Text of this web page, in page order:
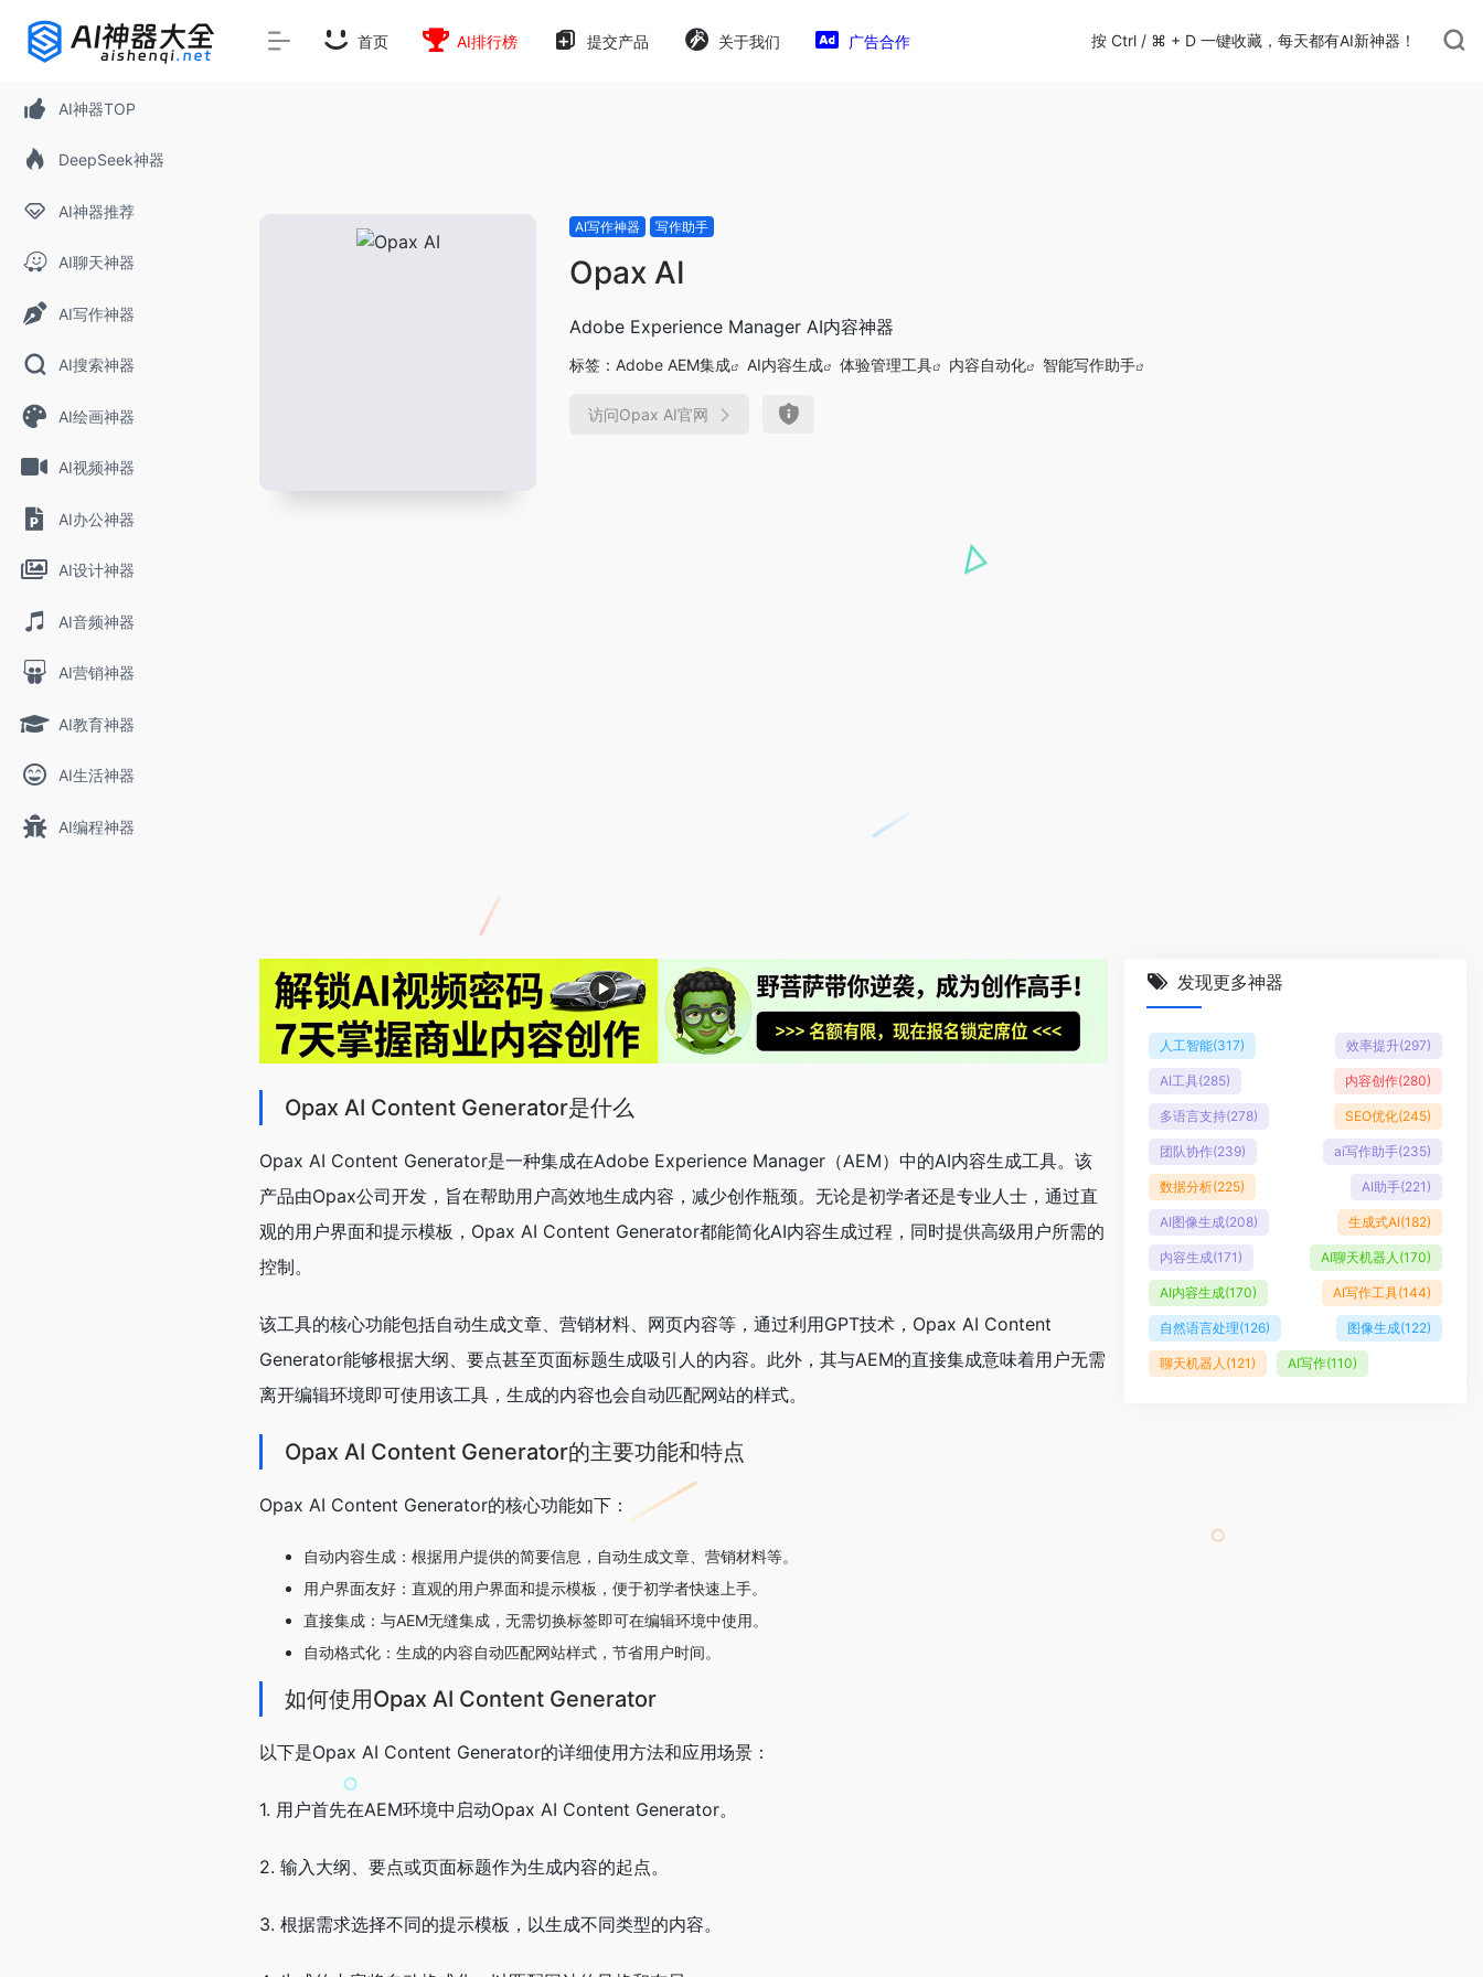
AI神器TOP
DeepSeek神器
AI神器推荐
AI聊天神器
AI写作神器
AI搜索神器
AI绘画神器
AI视频神器
AI办公神器
AI设计神器
AI音频神器
AI营销神器
AI教育神器
AI生活神器
AI编程神器
首页 AI排行榜 提交产品 关于我们 广告合作 按 Ctrl / ⌘ + D 一键收藏，每天都有AI新神器！
AI写作神器 写作助手
Opax AI
Adobe Experience Manager AI内容神器
标签： Adobe AEM集成 AI内容生成 体验管理工具 内容自动化 智能写作助手
访问Opax AI官网
Opax AI Content Generator是什么
Opax AI Content Generator是一种集成在Adobe Experience Manager（AEM）中的AI内容生成工具。该
产品由Opax公司开发，旨在帮助用户高效地生成内容，减少创作瓶颈。无论是初学者还是专业人士，通过直
观的用户界面和提示模板，Opax AI Content Generator都能简化AI内容生成过程，同时提供高级用户所需的
控制。
该工具的核心功能包括自动生成文章、营销材料、网页内容等，通过利用GPT技术，Opax AI Content
Generator能够根据大纲、要点甚至页面标题生成吸引人的内容。此外，其与AEM的直接集成意味着用户无需
离开编辑环境即可使用该工具，生成的内容也会自动匹配网站的样式。
Opax AI Content Generator的主要功能和特点
Opax AI Content Generator的核心功能如下：
自动内容生成：根据用户提供的简要信息，自动生成文章、营销材料等。
用户界面友好：直观的用户界面和提示模板，便于初学者快速上手。
直接集成：与AEM无缝集成，无需切换标签即可在编辑环境中使用。
自动格式化：生成的内容自动匹配网站样式，节省用户时间。
如何使用Opax AI Content Generator
以下是Opax AI Content Generator的详细使用方法和应用场景：
1. 用户首先在AEM环境中启动Opax AI Content Generator。
2. 输入大纲、要点或页面标题作为生成内容的起点。
3. 根据需求选择不同的提示模板，以生成不同类型的内容。
发现更多神器
人工智能(317) 效率提升(297)
AI工具(285) 内容创作(280)
多语言支持(278) SEO优化(245)
团队协作(239) ai写作助手(235)
数据分析(225) AI助手(221)
AI图像生成(208) 生成式AI(182)
内容生成(171) AI聊天机器人 (170)
AI内容生成(170) AI写作工具(144)
自然语言处理(126) 图像生成(122)
聊天机器人 (121) AI写作(110)